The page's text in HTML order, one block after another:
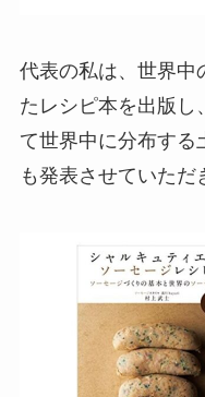
代表の私は、世界中
たレシピ本を出版し
て世界中に分布する
も発表させていただ